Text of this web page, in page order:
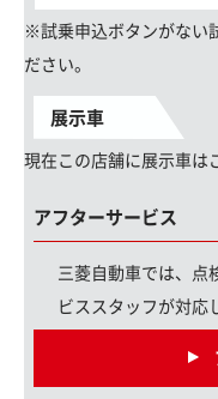
※試乗申込ボタンがない
ださい。
展示車
現在この店舗に展示車は
アフターサービス
三菱自動車では、点
ビススタッフが対応